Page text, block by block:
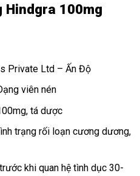
Hindgra 100mg
Private Ltd – Ấn Độ
viên nén
tá dược
trạng rối loạn cương dương,
khi quan hệ tình dục 30-